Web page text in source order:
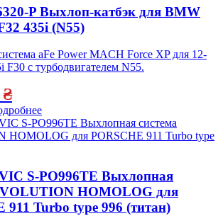
P Выхлоп-катбэк для BMW
435i (N55)
aFe Power MACH Force XP для 12-
F30 с турбодвигателем N55.
₴
S-PO996TE Выхлопная
HOMOLOG для
911 Turbo type 996 (титан)